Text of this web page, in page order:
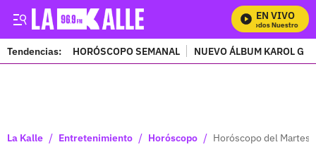
EN VIVO
Mira Todos Nuestros
Tendencias: HORÓSCOPO SEMANAL NUEVO ÁLBUM KAROL G
La Kalle / Entretenimiento / Horóscopo / Horóscopo del Martes